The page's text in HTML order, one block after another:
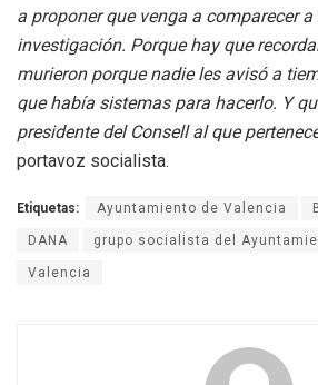
a proponer que venga a comparecer
investigación. Porque hay que
murieron porque nadie les avisó a
que había sistemas para hacerlo. Y
presidente del Consell al que
portavoz socialista.
Etiquetas: Ayuntamiento de Valencia
DANA grupo socialista del
Valencia